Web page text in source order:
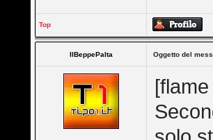
Top
IlBeppePalta Oggetto del